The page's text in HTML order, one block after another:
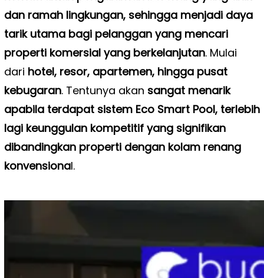
dan ramah lingkungan, sehingga menjadi daya
tarik utama bagi pelanggan yang mencari
properti komersial yang berkelanjutan. Mulai
dari hotel, resor, apartemen, hingga pusat
kebugaran. Tentunya akan sangat menarik
apabila terdapat sistem Eco Smart Pool, terlebih
lagi keunggulan kompetitif yang signifikan
dibandingkan properti dengan kolam renang
konvensional.